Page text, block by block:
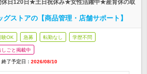
休日120日★土日祝休み★女性活躍中★産育休の取
ストアの【商品管理・店舗サポート】
験OK 急募 転勤なし 学歴不問
しごと掲載中
終了予定日： 2026/08/10